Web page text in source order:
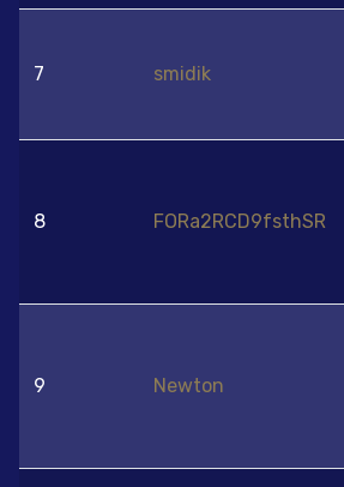
7 smidik
8 FORa2RCD9fsthSR
9 Newton